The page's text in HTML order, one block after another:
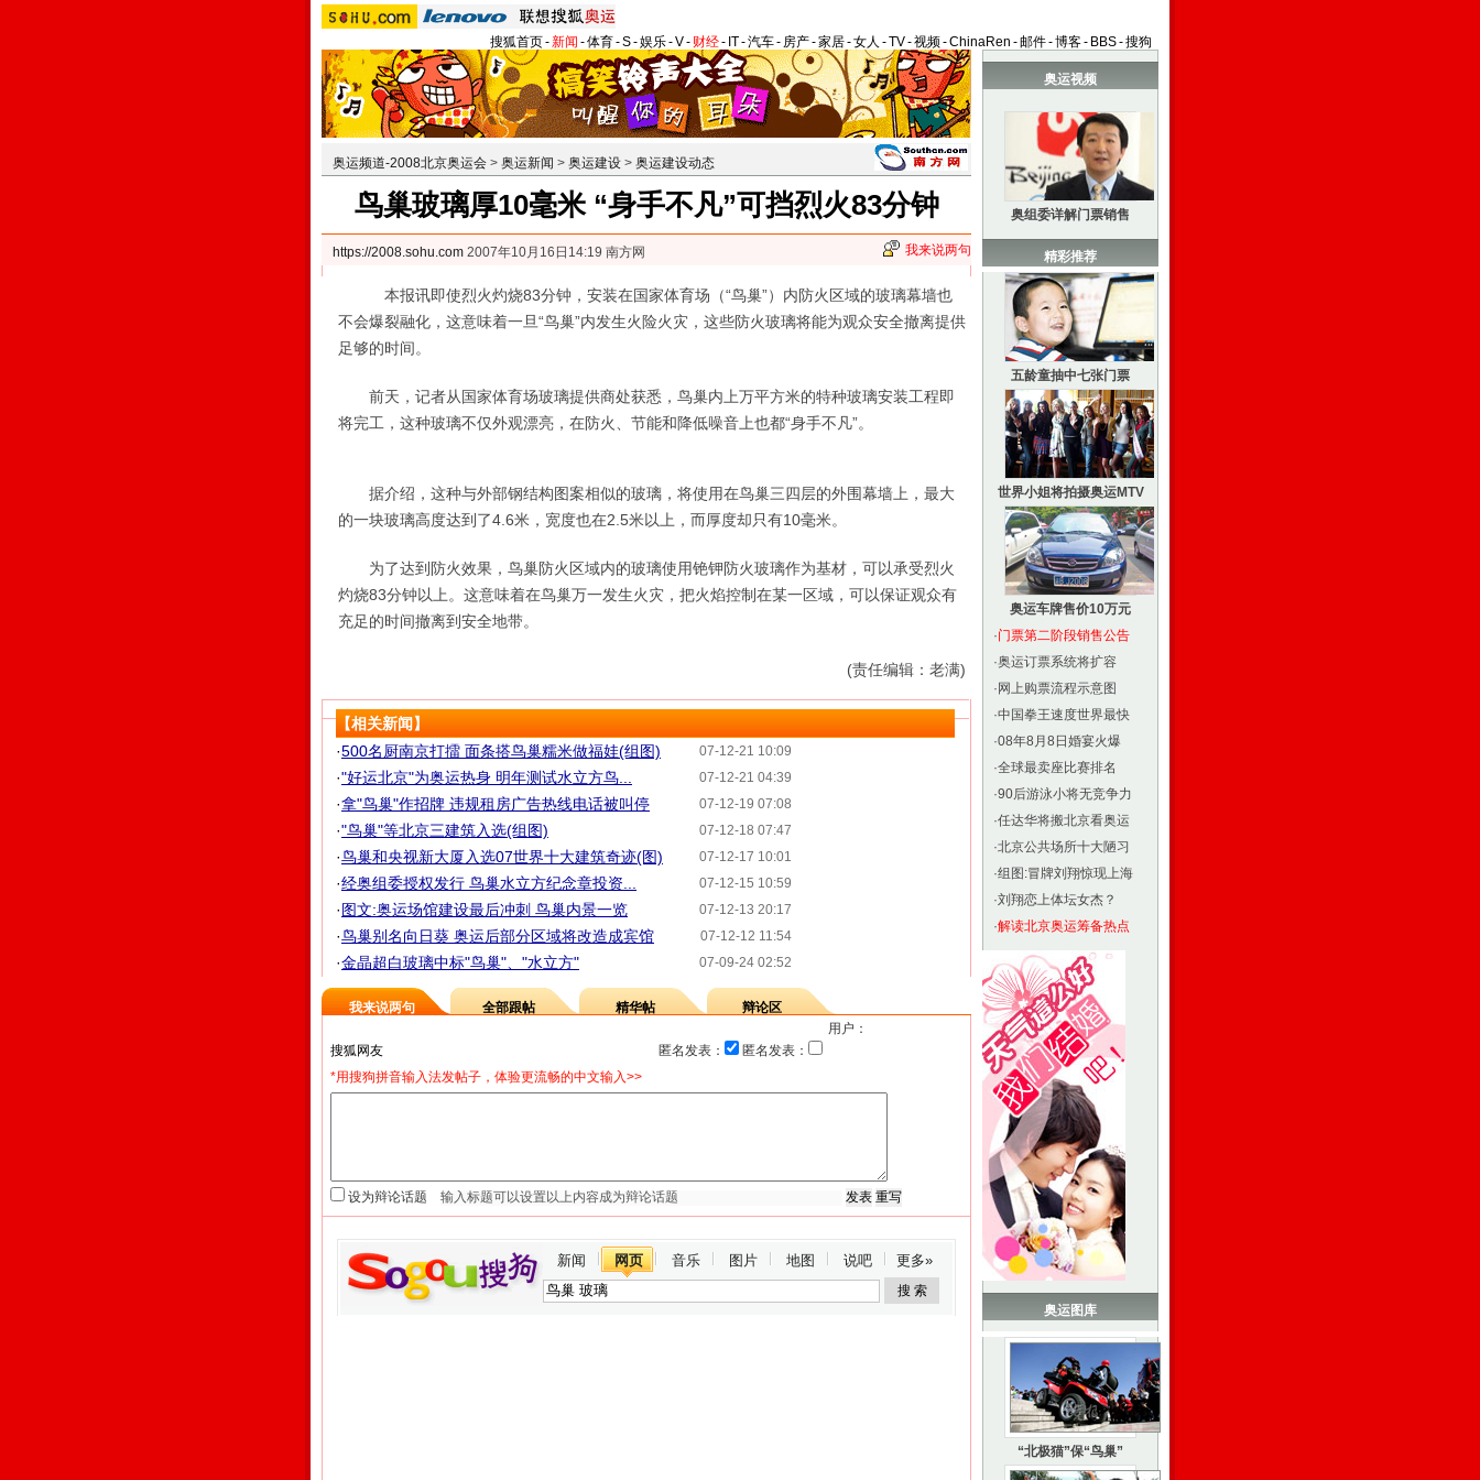
搜狐首页-新闻 -体育-S-娱乐-V- 财经- IT-汽车- 房产-家居-女人 -TV-视频-ChinaRen -邮件-博客- BBS-搜狗
奥运频道-2008北京奥运会 > 奥运新闻 > 奥运建设 > 奥运建设动态
鸟巢玻璃厚10毫米 “身手不凡”可挡烈火83分钟
https://2008.sohu.com 2007年10月16日14:19 南方网 我来说两句
本报讯即使烈火灼烧83分钟，安装在国家体育场（“鸟巢”）内防火区域的玻璃幕墙也
不会爆裂融化，这意味着一旦“鸟巢”内发生火险火灾，这些防火玻璃将能为观众安全撤离提供
足够的时间。
前天，记者从国家体育场玻璃提供商处获悉，鸟巢内上万平方米的特种玻璃安装工程即
将完工，这种玻璃不仅外观漂亮，在防火、节能和降低噪音上也都“身手不凡”。
据介绍，这种与外部钢结构图案相似的玻璃，将使用在鸟巢三四层的外围幕墙上，最大
的一块玻璃高度达到了4.6米，宽度也在2.5米以上，而厚度却只有10毫米。
为了达到防火效果，鸟巢防火区域内的玻璃使用铯钾防火玻璃作为基材，可以承受烈火
灼烧83分钟以上。这意味着在鸟巢万一发生火灾，把火焰控制在某一区域，可以保证观众有
充足的时间撤离到安全地带。
(责任编辑：老满)
【相关新闻】
07-12-21 10:09
·500名厨南京打擂 面条搭鸟巢糯米做福娃(组图)
07-12-21 04:39
·"好运北京"为奥运热身 明年测试水立方鸟...
07-12-19 07:08
·拿"鸟巢"作招牌 违规租房广告热线电话被叫停
07-12-18 07:47
·"鸟巢"等北京三建筑入选(组图)
07-12-17 10:01
·鸟巢和央视新大厦入选07世界十大建筑奇迹(图)
07-12-15 10:59
·经奥组委授权发行 鸟巢水立方纪念章投资...
07-12-13 20:17
·图文:奥运场馆建设最后冲刺 鸟巢内景一览
07-12-12 11:54
·鸟巢别名向日葵 奥运后部分区域将改造成宾馆
07-09-24 02:52
·金晶超白玻璃中标"鸟巢"、"水立方"
我来说两句 全部跟帖 精华帖
辩论区
用户：
匿名发表：
匿名发表：
*用搜狗拼音输入法发帖子，体验更流畅的中文输入>>
设为辩论话题
新闻 网页 音乐 图片 地图 说吧 更多»
奥运视频
奥组委详解门票销售
精彩推荐
五龄童抽中七张门票
世界小姐将拍摄奥运MTV
奥运车牌售价10万元
·门票第二阶段销售公告
·奥运订票系统将扩容
· 网上购票流程示意图
·中国拳王速度世界最快
·08年8月8日婚宴火爆
·全球最卖座比赛排名
·90后游泳小将无竞争力
·任达华将搬北京看奥运
·北京公共场所十大陋习
·组图:冒牌刘翔惊现上海
·刘翔恋上体坛女杰？
·解读北京奥运筹备热点
奥运图库
“北极猫”保“鸟巢”